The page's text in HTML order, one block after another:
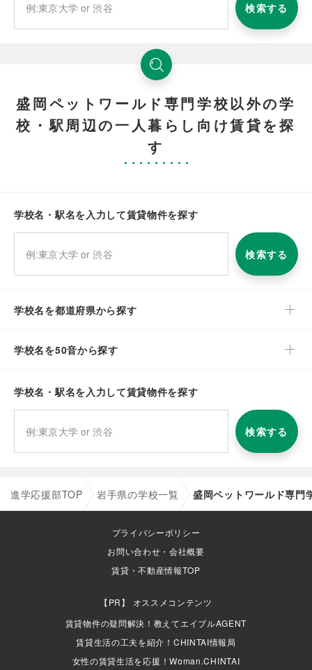
検索する
盛岡ペットワールド専門学校以外の学
校・駅周辺の一人暮らし向け賃貸を探
す
学校名・駅名を入力して賃貸物件を探す
検索する
学校名を都道府県から探す
学校名を50音から探す
学校名・駅名を入力して賃貸物件を探す
検索する
進学応援部TOP 岩手県の学校一覧 盛岡ペットワールド専門
プライバシーポリシー
お問い合わせ・会社概要
賃貸・不動産情報TOP
オススメコンテンツ
賃貸物件の疑問解決！教えてエイブルAGENT
賃貸生活の工夫を紹介！CHINTAI情報局
女性の賃貸生活を応援！Woman.CHINTAI